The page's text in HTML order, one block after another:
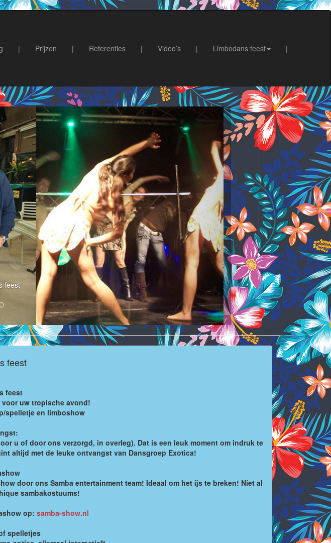
| Prijzen | Referenties | Video’s | Limbodans feest |
feest
feest
feest
uw tropische avond!
spelletje en limboshow
u of door ons verzorgd, in overleg). Dat is een leuk moment om indruk te
altijd met de leuke ontvangst van Dansgroep Exotica!
door ons Samba entertainment team! Ideaal om het ijs te breken! Niet al
sambakostuums!
op: samba-show.nl
spelletjes